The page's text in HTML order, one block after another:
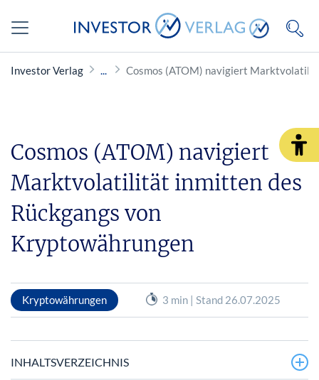
Investor Verlag Cosmos (ATOM) navigiert
Cosmos (ATOM) navigiert
Marktvolatilität inmitten des
Rückgangs von
Kryptowährungen
Kryptowährungen 3 min | Stand 26.07.2025
INHALTSVERZEICHNIS